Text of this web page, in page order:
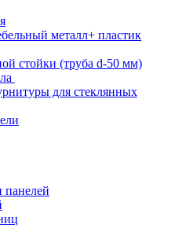
металл+ пластик
стойки (труба d-50 мм)
для стеклянных
панелей